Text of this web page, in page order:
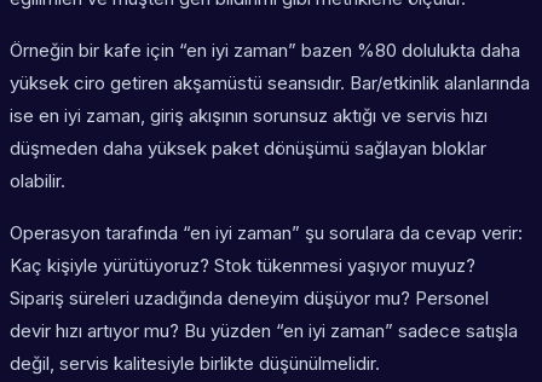
Örneğin bir kafe için “en iyi zaman” bazen %80 dolulukta daha
yüksek ciro getiren akşamüstü seansıdır. Bar/etkinlik alanlarında
ise en iyi zaman, giriş akışının sorunsuz aktığı ve servis hızı
düşmeden daha yüksek paket dönüşümü sağlayan bloklar
olabilir.
Operasyon tarafında “en iyi zaman” şu sorulara da cevap verir:
Kaç kişiyle yürütüyoruz? Stok tükenmesi yaşıyor muyuz?
Sipariş süreleri uzadığında deneyim düşüyor mu? Personel
devir hızı artıyor mu? Bu yüzden “en iyi zaman” sadece satışla
değil, servis kalitesiyle birlikte düşünülmelidir.